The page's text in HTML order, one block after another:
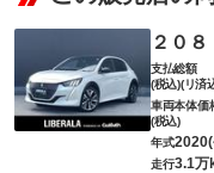
２０８
支払総額
(税込)(リ済
車両本体価
(税込)
年式
走行3.1万